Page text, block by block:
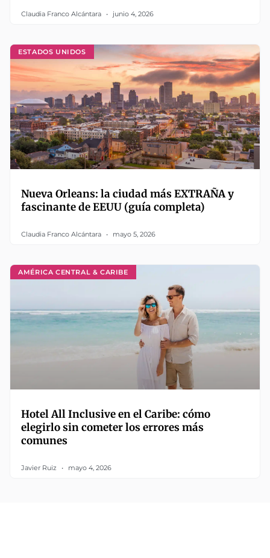
Claudia Franco Alcántara junio 4, 2026
ESTADOS UNIDOS
Nueva Orleans: la ciudad más EXTRAÑA y
fascinante de EEUU (guía completa)
Claudia Franco Alcántara mayo 5, 2026
AMÉRICA CENTRAL & CARIBE
Hotel All Inclusive en el Caribe: cómo
elegirlo sin cometer los errores más
comunes
Javier Ruiz mayo 4, 2026